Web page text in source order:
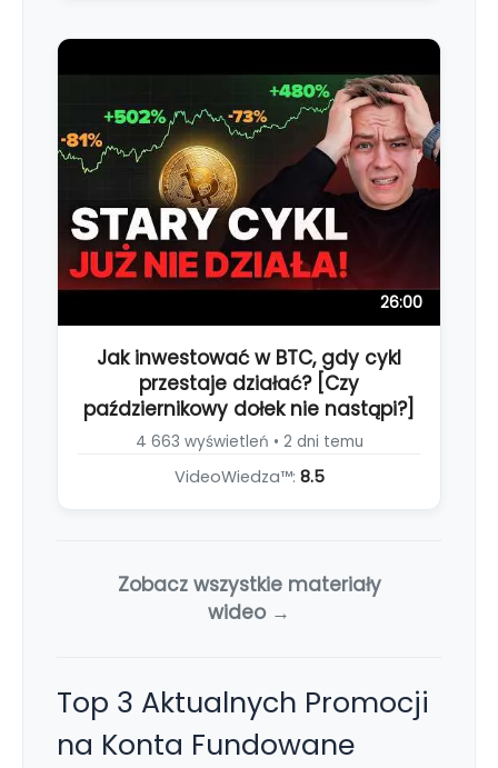
26:00
Jak inwestować w BTC, gdy cykl
przestaje działać? [Czy
październikowy dołek nie nastąpi?]
4 663 wyświetleń • 2 dni temu
VideoWiedza™: 8.5
Zobacz wszystkie materiały
wideo →
Top 3 Aktualnych Promocji
na Konta Fundowane